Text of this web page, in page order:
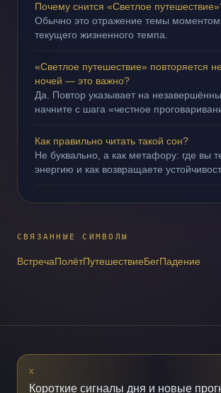
Почему снится «Светлое
Обычно это отражение темы
текущего жизненного темпа.
«Светлое путешествие» повторяется
ночей — это важно?
Да. Повтор указывает на
начните с шага «честное
Как правильно читать такой сон?
Не буквально, а как метафору: где вы
энергию и как возвращаете
СВЯЗАННЫЕ СИМВОЛЫ
ВстречаПолётПутешествиеБегПадение
X
Короткие сигналы дня и новые